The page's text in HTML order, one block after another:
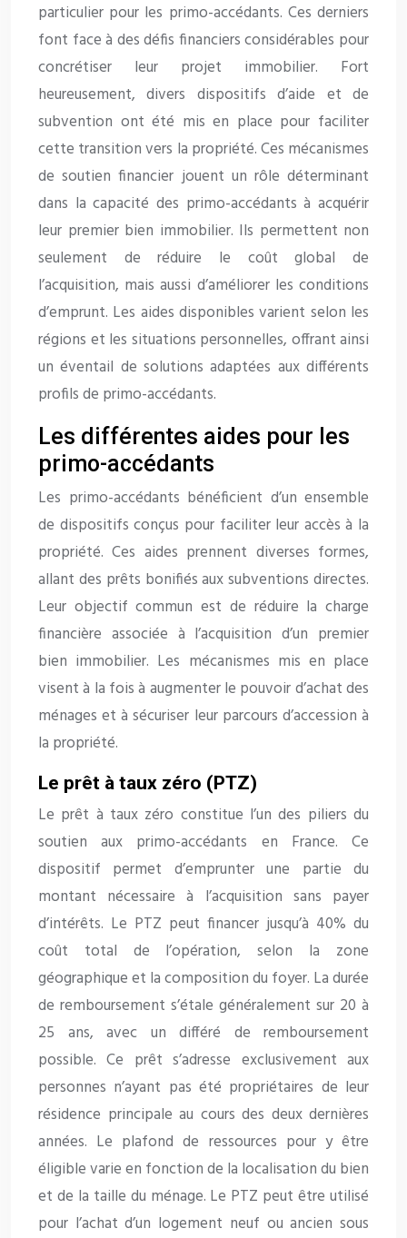
particulier pour les primo-accédants. Ces derniers
font face à des défis financiers considérables pour
concrétiser leur projet immobilier. Fort
heureusement, divers dispositifs d’aide et de
subvention ont été mis en place pour faciliter
cette transition vers la propriété. Ces mécanismes
de soutien financier jouent un rôle déterminant
dans la capacité des primo-accédants à acquérir
leur premier bien immobilier. Ils permettent non
seulement de réduire le coût global de
l’acquisition, mais aussi d’améliorer les conditions
d’emprunt. Les aides disponibles varient selon les
régions et les situations personnelles, offrant ainsi
un éventail de solutions adaptées aux différents
profils de primo-accédants.
Les différentes aides pour les
primo-accédants
Les primo-accédants bénéficient d’un ensemble
de dispositifs conçus pour faciliter leur accès à la
propriété. Ces aides prennent diverses formes,
allant des prêts bonifiés aux subventions directes.
Leur objectif commun est de réduire la charge
financière associée à l’acquisition d’un premier
bien immobilier. Les mécanismes mis en place
visent à la fois à augmenter le pouvoir d’achat des
ménages et à sécuriser leur parcours d’accession à
la propriété.
Le prêt à taux zéro (PTZ)
Le prêt à taux zéro constitue l’un des piliers du
soutien aux primo-accédants en France. Ce
dispositif permet d’emprunter une partie du
montant nécessaire à l’acquisition sans payer
d’intérêts. Le PTZ peut financer jusqu’à 40% du
coût total de l’opération, selon la zone
géographique et la composition du foyer. La durée
de remboursement s’étale généralement sur 20 à
25 ans, avec un différé de remboursement
possible. Ce prêt s’adresse exclusivement aux
personnes n’ayant pas été propriétaires de leur
résidence principale au cours des deux dernières
années. Le plafond de ressources pour y être
éligible varie en fonction de la localisation du bien
et de la taille du ménage. Le PTZ peut être utilisé
pour l’achat d’un logement neuf ou ancien sous